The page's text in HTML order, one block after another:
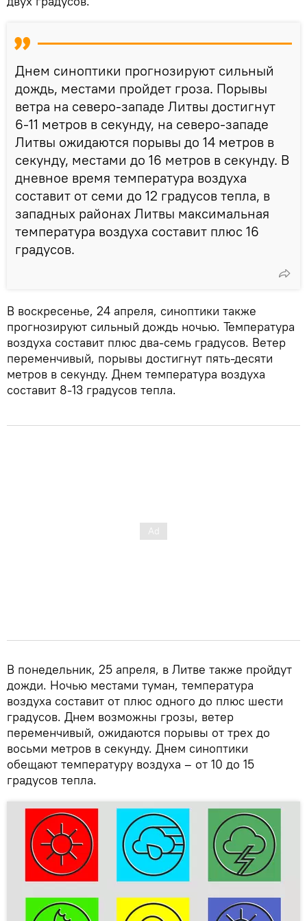
Днем синоптики прогнозируют сильный
дождь, местами пройдет гроза. Порывы
ветра на северо-западе Литвы достигнут
6-11 метров в секунду, на северо-западе
Литвы ожидаются порывы до 14 метров в
секунду, местами до 16 метров в секунду. В
дневное время температура воздуха
составит от семи до 12 градусов тепла, в
западных районах Литвы максимальная
температура воздуха составит плюс 16
градусов.
В воскресенье, 24 апреля, синоптики также
прогнозируют сильный дождь ночью. Температура
воздуха составит плюс два-семь градусов. Ветер
переменчивый, порывы достигнут пять-десяти
метров в секунду. Днем температура воздуха
составит 8-13 градусов тепла.
В понедельник, 25 апреля, в Литве также пройдут
дожди. Ночью местами туман, температура
воздуха составит от плюс одного до плюс шести
градусов. Днем возможны грозы, ветер
переменчивый, ожидаются порывы от трех до
восьми метров в секунду. Днем синоптики
обещают температуру воздуха – от 10 до 15
градусов тепла.